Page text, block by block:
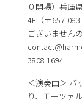
０開場）兵庫
4F（〒657-
ございません
3808 1694
＜演奏曲＞ バ
り、モーツァ